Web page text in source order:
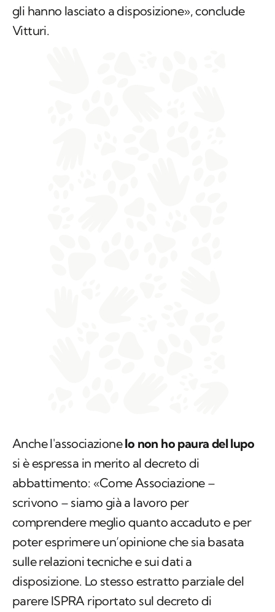
gli hanno lasciato a disposizione», conclude
Vitturi.
Anche l'associazioneIo non ho paura del lupo
si è espressa in merito al decreto di
abbattimento: «Come Associazione –
scrivono – siamo già a lavoro per
comprendere meglio quanto accaduto e per
poter esprimere un’opinione che sia basata
sulle relazioni tecniche e sui dati a
disposizione. Lo stesso estratto parziale del
parere ISPRA riportato sul decreto di